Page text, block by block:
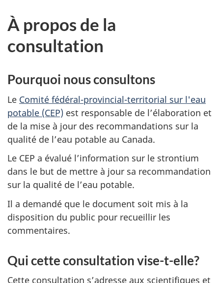
À propos de la
consultation
Pourquoi nous consultons
Le Comité fédéral-provincial-territorial sur l'eau
potable (CEP) est responsable de l’élaboration et
de la mise à jour des recommandations sur la
qualité de l’eau potable au Canada.
Le CEP a évalué l’information sur le strontium
dans le but de mettre à jour sa recommandation
sur la qualité de l’eau potable.
Il a demandé que le document soit mis à la
disposition du public pour recueillir les
commentaires.
Qui cette consultation vise-t-elle?
Cette consultation s’adresse aux scientifiques et